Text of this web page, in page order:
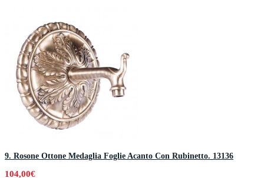
9. Rosone Ottone Medaglia Foglie Acanto Con Rubinetto. 13136
104,00€